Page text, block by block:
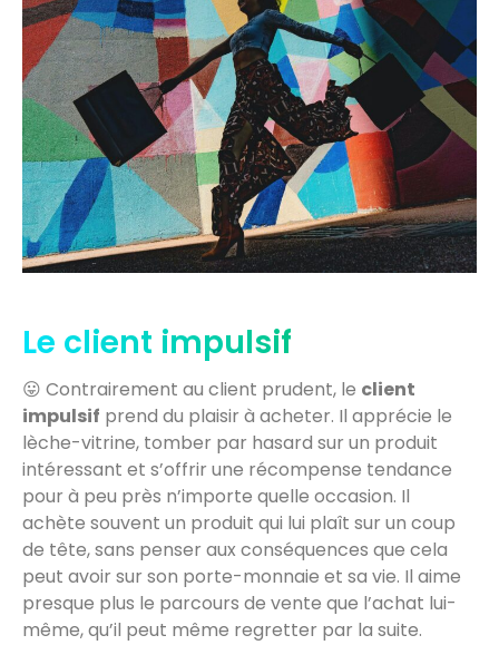
Le client impulsif
😛 Contrairement au client prudent, le client
impulsif prend du plaisir à acheter. Il apprécie le
lèche-vitrine, tomber par hasard sur un produit
intéressant et s’offrir une récompense tendance
pour à peu près n’importe quelle occasion. Il
achète souvent un produit qui lui plaît sur un coup
de tête, sans penser aux conséquences que cela
peut avoir sur son porte-monnaie et sa vie. Il aime
presque plus le parcours de vente que l’achat lui-
même, qu’il peut même regretter par la suite.